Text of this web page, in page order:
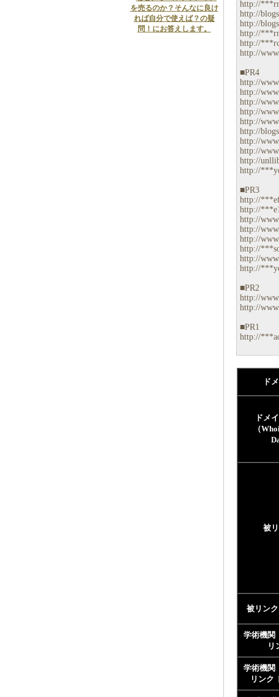
を売るのか？そんなに良け
れば自分で使えば？の疑
問！にお答えします。
http://
http://
http://
http://
http://
http://
■PR4
http://
http://
http://
http://
http://
http://
http://
http://
http://
http://
■PR3
http://
http://
http://
http://
http://
http://
http://
http://
■PR2
http://
http://
■PR1
http://
ド
ドメ
（
被
被リン
学術機関
リ
学術機関
リンク